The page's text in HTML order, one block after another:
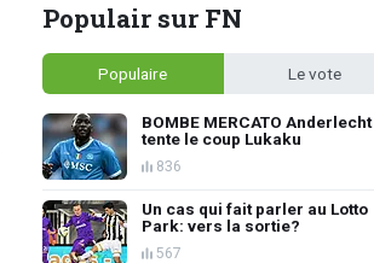
Populair sur FN
Populaire Le vote
BOMBE MERCATO Anderlecht
tente le coup Lukaku
836
Un cas qui fait parler au Lotto
Park: vers la sortie?
567